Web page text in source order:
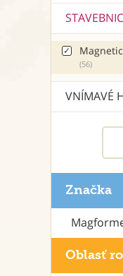
(56)
VNÍMAVÉ
Značka
Oblasť